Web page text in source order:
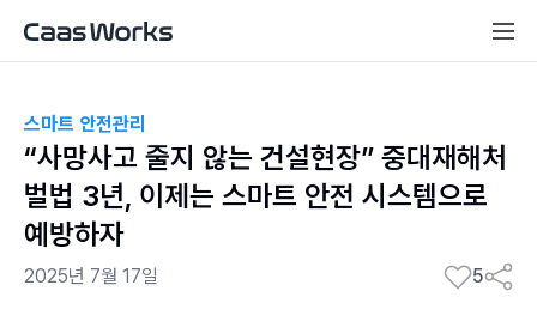
스마트 안전관리
“사망사고 줄지 않는 건설현장” 중대재해처
벌법 3년, 이제는 스마트 안전 시스템으로
예방하자
2025년 7월 17일 5